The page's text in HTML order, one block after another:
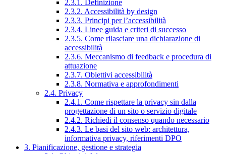
2.3.1. Definizione
2.3.2. Accessibilità by design
2.3.3. Principi per l’accessibilità
2.3.4. Linee guida e criteri di successo
2.3.5. Come rilasciare una dichiarazione di
accessibilità
2.3.6. Meccanismo di feedback e procedura di
attuazione
2.3.7. Obiettivi accessibilità
2.3.8. Normativa e approfondimenti
2.4. Privacy
2.4.1. Come rispettare la privacy sin dalla
progettazione di un sito o servizio digitale
2.4.2. Richiedi il consenso quando necessario
2.4.3. Le basi del sito web: architettura,
informativa privacy, riferimenti DPO
3. Pianificazione, gestione e strategia